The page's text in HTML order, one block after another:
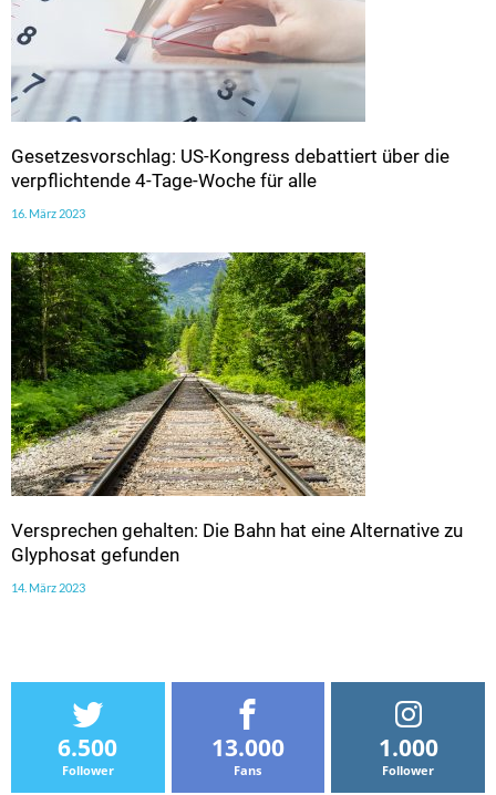
Gesetzesvorschlag: US-Kongress debattiert über die
verpflichtende 4-Tage-Woche für alle
16. März 2023
Versprechen gehalten: Die Bahn hat eine Alternative zu
Glyphosat gefunden
14. März 2023
6.500
Follower
13.000
Fans
1.000
Follower